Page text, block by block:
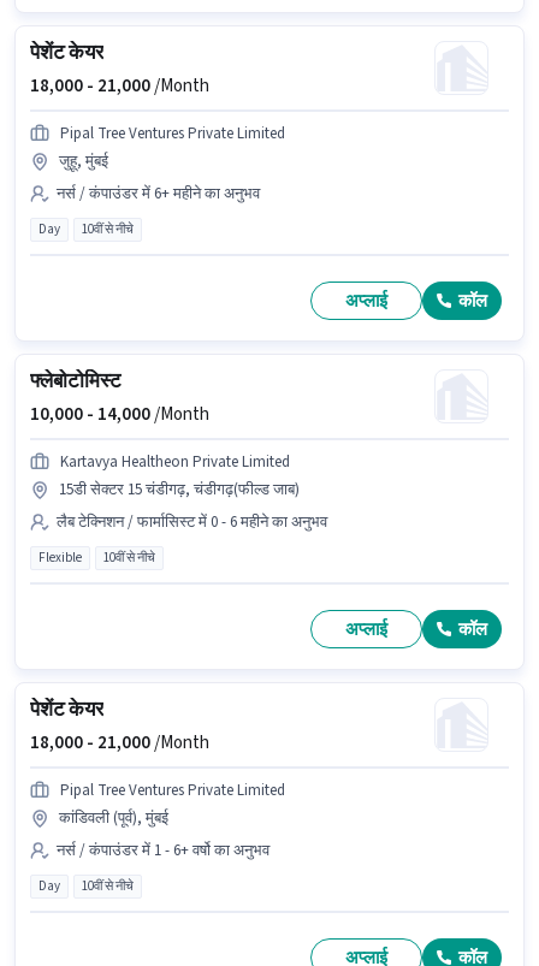
पेशेंट केयर
18,000 - 21,000/Month
Pipal Tree Ventures Private Limited
जुहू, मुंबई
नर्स / कंपाउंडर में 6+ महीने का अनुभव
Day 10वीं से नीचे
अप्लाई कॉल
फ्लेबोटोमिस्ट
10,000 - 14,000/Month
Kartavya Healtheon Private Limited
15डी सेक्टर 15 चंडीगढ़, चंडीगढ़(फील्ड जाब)
लैब टेक्निशन / फार्मासिस्ट में 0 - 6 महीने का अनुभव
Flexible 10वीं से नीचे
अप्लाई कॉल
पेशेंट केयर
18,000 - 21,000/Month
Pipal Tree Ventures Private Limited
कांडिवली (पूर्व), मुंबई
नर्स / कंपाउंडर में 1 - 6+ वर्षो का अनुभव
Day 10वीं से नीचे
अप्लाई कॉल